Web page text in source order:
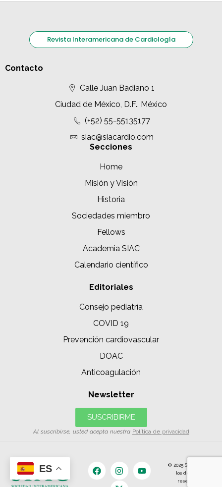
Revista Interamericana de Cardiología
Contacto
Calle Juan Badiano 1
Ciudad de México, D.F., México
(+52) 55-55135177
siac@siacardio.com
Secciones
Home
Misión y Visión
Historia
Sociedades miembro
Fellows
Academia SIAC
Calendario científico
Editoriales
Consejo pediatría
COVID 19
Prevención cardiovascular
DOAC
Anticoagulación
Newsletter
SUSCRIBIRME
Al suscribirse, usted acepta nuestra Política de privacidad
© 2025 SIAC | Todos
los derechos
reservados.
ES